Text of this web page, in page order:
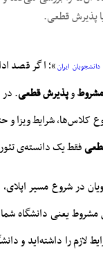
پذیرش قطعی.
دانشجویان ایران»؛ اگر قصد
وپذیرش قطعی. در
کلاس‌ها، شرایط ویزا و
فقط یک دانسته‌ی
در شروع مسیر
یعنی دانشگاه
لازم را داشته‌اید و